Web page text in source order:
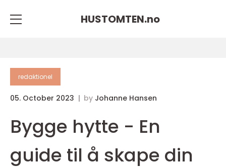
HUSTOMTEN.no
redaktionel
05. October 2023 by Johanne Hansen
Bygge hytte - En
guide til å skape din